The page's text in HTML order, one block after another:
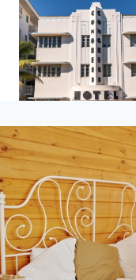
Przejdź
treści